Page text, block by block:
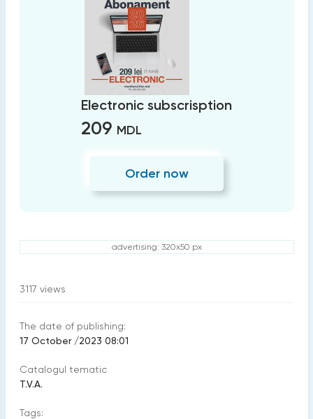
Electronic subscrisption
209 MDL
Order now
advertising: 320x50 px
3117 views
The date of publishing:
17 October /2023 08:01
Catalogul tematic
T.V.A.
Tags: